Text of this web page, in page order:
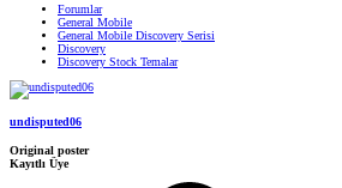
Forumlar
General Mobile
General Mobile Discovery Serisi
Discovery
Discovery Stock Temalar
undisputed06
Original poster
Kayıtlı Üye